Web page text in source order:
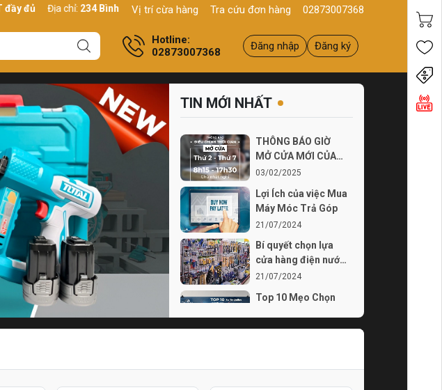
Địa chỉ:234 Bình Thới, P10, Q11, HCM Sản phẩm Chính hãng - Chất lượng
Vị trí cừa hàng Tra cứu đơn hàng 02873007368
Hotline:
02873007368
Đăng nhập Đăng ký
TIN MỚI NHẤT
THÔNG BÁO GIỜ
MỞ CỬA MỚI CỦA
THÍCH TỰ LÀM TỪ
03/02/2025
Lợi Ích của việc Mua
Máy Móc Trả Góp
21/07/2024
Bí quyết chọn lựa
cửa hàng điện nước
chất lượng
21/07/2024
Top 10 Mẹo Chọn
Tín Online
21/07/2024